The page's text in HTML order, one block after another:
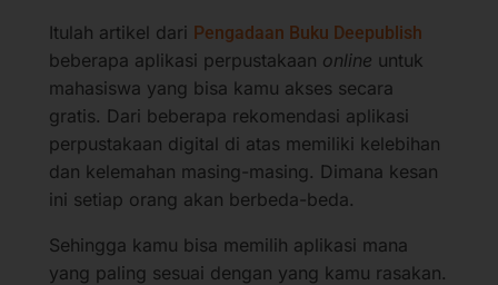
Itulah artikel dari Pengadaan Buku Deepublish
beberapa aplikasi perpustakaan online untuk
mahasiswa yang bisa kamu akses secara
gratis. Dari beberapa rekomendasi aplikasi
perpustakaan digital di atas memiliki kelebihan
dan kelemahan masing-masing. Dimana kesan
ini setiap orang akan berbeda-beda.
Sehingga kamu bisa memilih aplikasi mana
yang paling sesuai dengan yang kamu rasakan.